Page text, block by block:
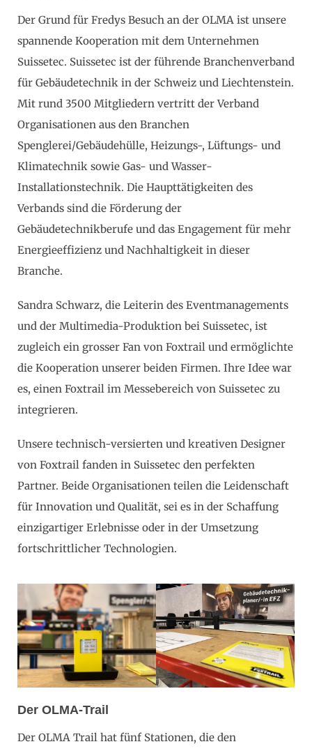
Der Grund für Fredys Besuch an der OLMA ist unsere
spannende Kooperation mit dem Unternehmen
Suissetec. Suissetec ist der führende Branchenverband
für Gebäudetechnik in der Schweiz und Liechtenstein.
Mit rund 3500 Mitgliedern vertritt der Verband
Organisationen aus den Branchen
Spenglerei/Gebäudehülle, Heizungs-, Lüftungs- und
Klimatechnik sowie Gas- und Wasser-
Installationstechnik. Die Haupttätigkeiten des
Verbands sind die Förderung der
Gebäudetechnikberufe und das Engagement für mehr
Energieeffizienz und Nachhaltigkeit in dieser
Branche.
Sandra Schwarz, die Leiterin des Eventmanagements
und der Multimedia-Produktion bei Suissetec, ist
zugleich ein grosser Fan von Foxtrail und ermöglichte
die Kooperation unserer beiden Firmen. Ihre Idee war
es, einen Foxtrail im Messebereich von Suissetec zu
integrieren.
Unsere technisch-versierten und kreativen Designer
von Foxtrail fanden in Suissetec den perfekten
Partner. Beide Organisationen teilen die Leidenschaft
für Innovation und Qualität, sei es in der Schaffung
einzigartiger Erlebnisse oder in der Umsetzung
fortschrittlicher Technologien.
Der OLMA-Trail
Der OLMA Trail hat fünf Stationen, die den